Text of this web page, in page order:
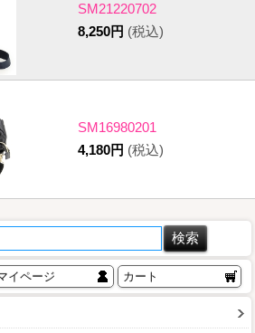
SM21220702
8,250円 (税込)
SM16980201
4,180円 (税込)
イページ カート